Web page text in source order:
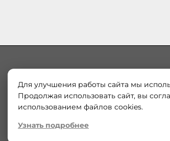
Наш магазин «ЕВРОПА СВЕТ»
Европы и России. Только
модерн от интернет-
Для улучшения работы сайта мы
Продолжая использовать сайт, вы
использованием файлов cookies.
Узнать подробнее